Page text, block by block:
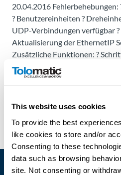
This website uses cookies
To provide the best
like cookies to store and/or
Consenting to these
data such as browsing
site. Not consenting or
20.04.2016
? Benutzereinheiten ?
UDP-Verbindungen verfügbar
Aktualisierung der EthernetIP
Zusätzliche Funktionen: ?
Servoantrieb 1.12.0.1 ?
MXB-S Stellantriebs ? Prüfung
Aktualisierung für
Kontakt
Neuigkeiten &
Veranstaltungen
Dealer